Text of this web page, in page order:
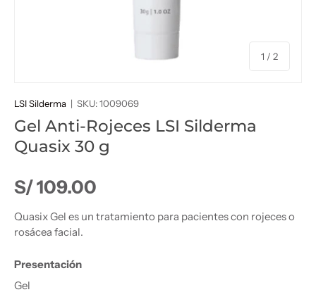
1 / de
2
LSI Silderma | SKU:1009069
Gel Anti-Rojeces LSI Silderma
Quasix 30 g
Precio normal
S/ 109.00
Quasix Gel es un tratamiento para pacientes con rojeces o
rosácea facial.
Presentación
Gel